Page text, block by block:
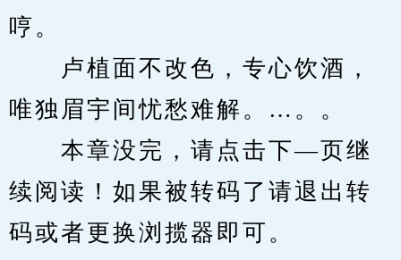
哼。
卢植面不改色，专心饮酒，
唯独眉宇间忧愁难解。…。。
本章没完，请点击下—页继
续阅读！如果被转码了请退出转
码或者更换浏揽器即可。